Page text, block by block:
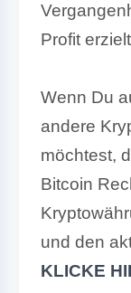
Profit
Wenn Du
andere
möchtest,
Bitcoin
und den
KLICKE